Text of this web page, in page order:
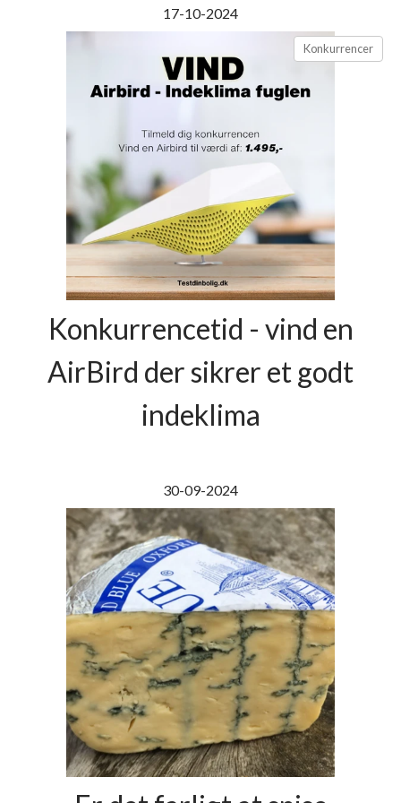
17-10-2024
Konkurrencer
Konkurrencetid - vind en
AirBird der sikrer et godt
indeklima
30-09-2024